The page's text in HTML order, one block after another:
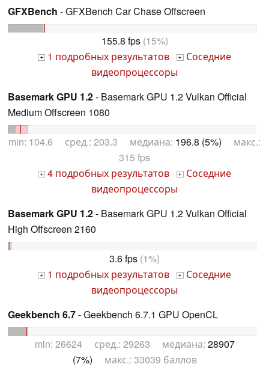
GFXBench - GFXBench Car Chase Offscreen
155.8 fps(15%)
+ 1 подробных результатов + Соседние
видеопроцессоры
Basemark GPU 1.2- Basemark GPU 1.2 Vulkan Official
Medium Offscreen 1080
min: 104.6 сред.: 203.3 медиана: 196.8 (5%) макс.:
315 fps
+ 4 подробных результатов + Соседние
видеопроцессоры
Basemark GPU 1.2- Basemark GPU 1.2 Vulkan Official
High Offscreen 2160
3.6 fps (1%)
+ 1 подробных результатов + Соседние
видеопроцессоры
Geekbench 6.7- Geekbench 6.7.1 GPU OpenCL
min: 26624 сред.: 29263 медиана: 28907
(7%) макс.: 33039 баллов